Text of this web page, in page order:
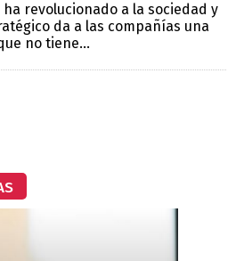
revolucionado a la sociedad y
da a las compañías una
no tiene...